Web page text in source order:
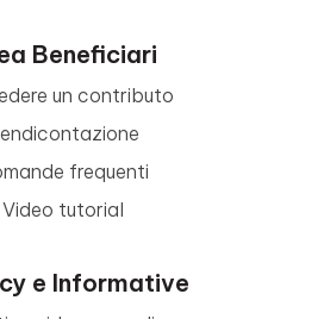
Beneficiari
un contributo
frequenti
Video tutorial
e Informative